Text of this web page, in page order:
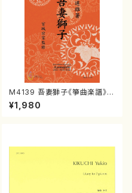
M4139 吾妻獅子《箏曲楽譜》
（箏/宮城道雄著・宮城宗家監修/
箏曲古典楽譜）
¥1,980